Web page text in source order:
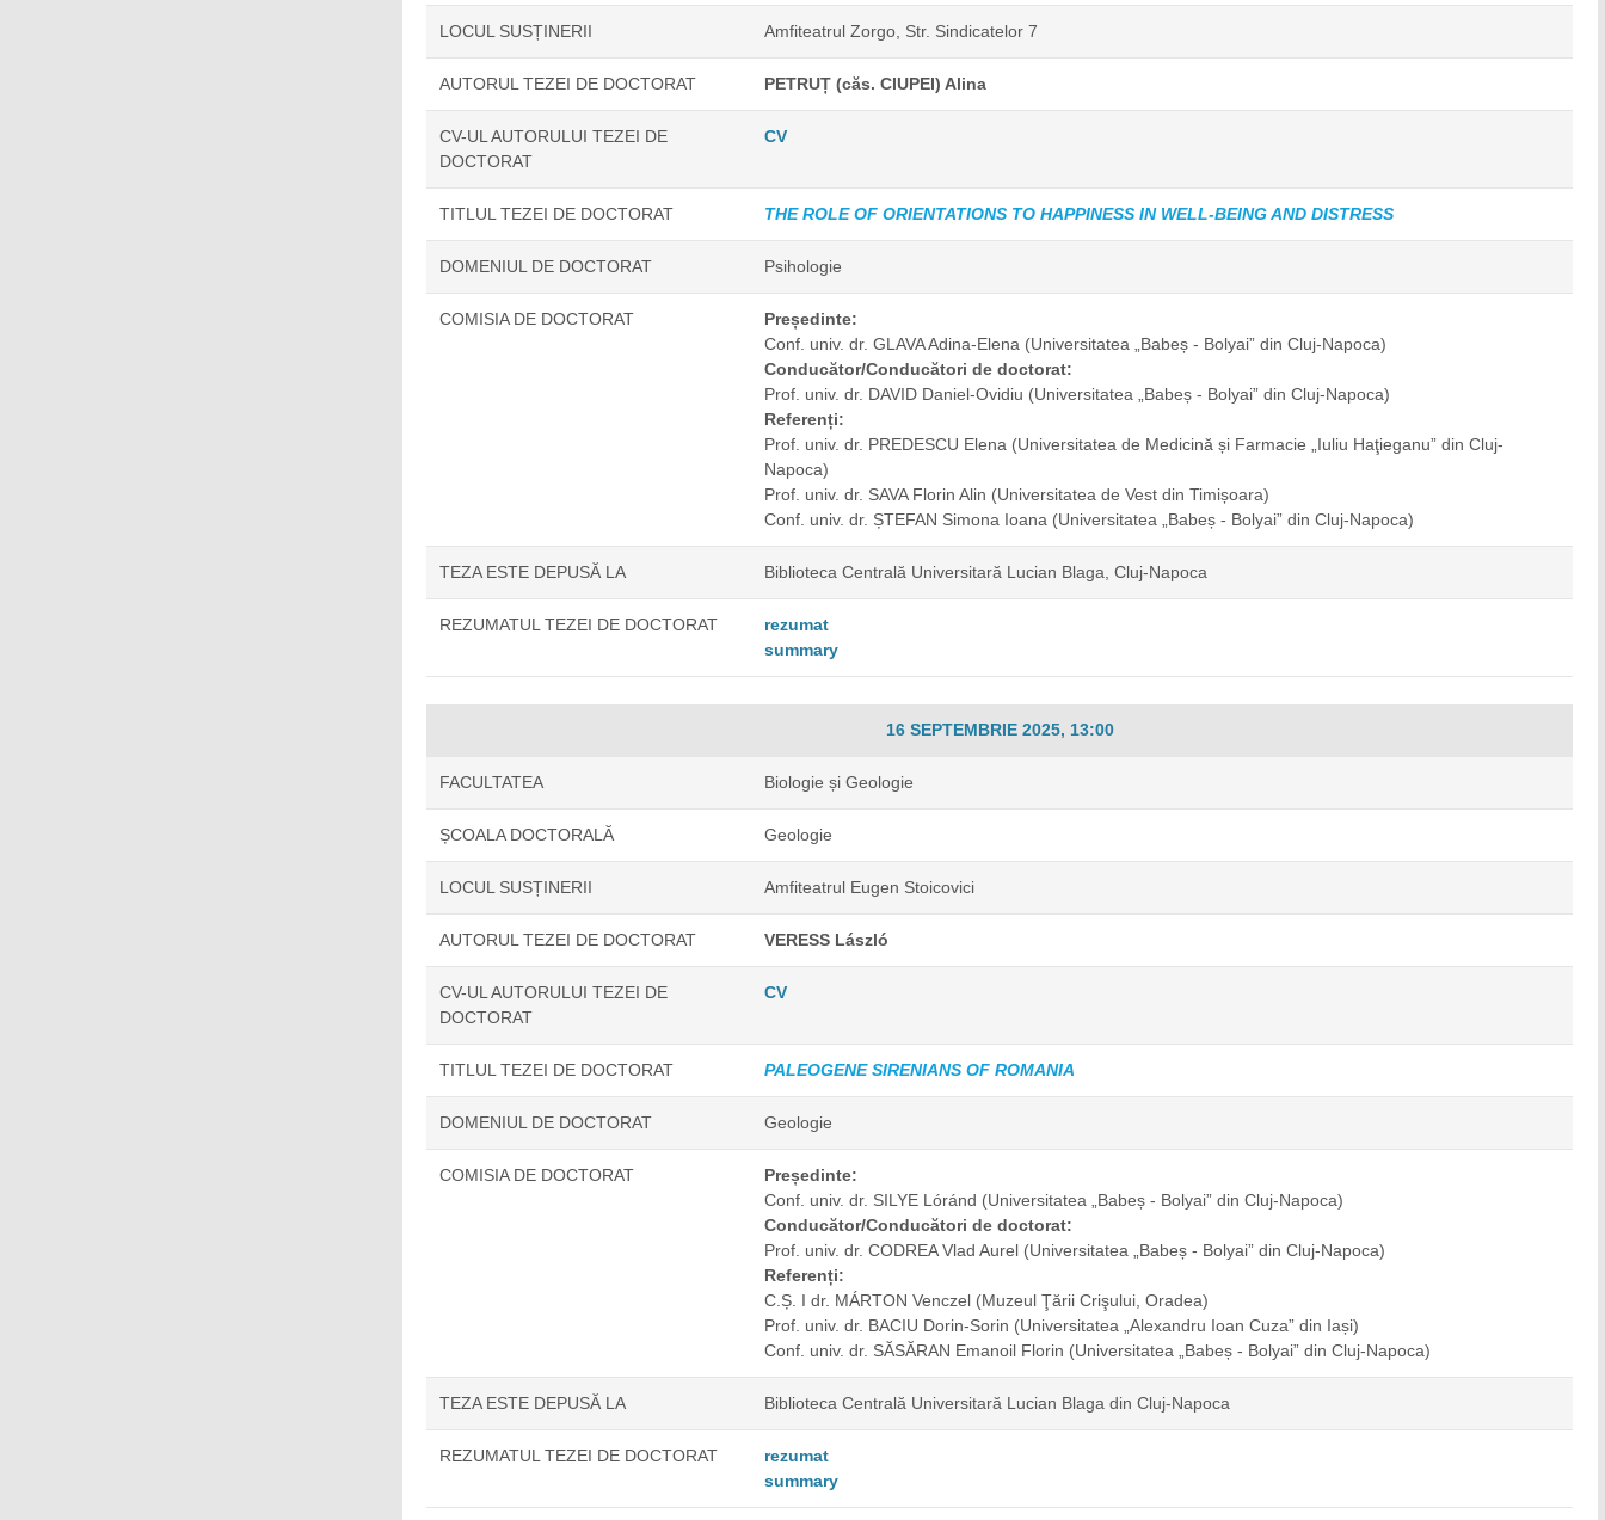
LOCUL SUSȚINERII Amfiteatrul Zorgo, Str. Sindicatelor 7
AUTORUL TEZEI DE DOCTORAT PETRUȚ (căs. CIUPEI) Alina
CV-UL AUTORULUI TEZEI DE
DOCTORAT
CV
TITLUL TEZEI DE DOCTORAT THE ROLE OF ORIENTATIONS TO HAPPINESS IN WELL-BEING AND DISTRESS
DOMENIUL DE DOCTORAT Psihologie
COMISIA DE DOCTORAT
Președinte:
Conf. univ. dr. GLAVA Adina-Elena (Universitatea „Babeș - Bolyai” din Cluj-Napoca)
Conducător/Conducători de doctorat:
Prof. univ. dr. DAVID Daniel-Ovidiu (Universitatea „Babeș - Bolyai” din Cluj-Napoca)
Referenți:
Prof. univ. dr. PREDESCU Elena (Universitatea de Medicină și Farmacie „Iuliu Haţieganu” din Cluj-
Napoca)
Prof. univ. dr. SAVA Florin Alin (Universitatea de Vest din Timișoara)
Conf. univ. dr. ȘTEFAN Simona Ioana (Universitatea „Babeș - Bolyai” din Cluj-Napoca)
TEZA ESTE DEPUSĂ LA Biblioteca Centrală Universitară Lucian Blaga, Cluj-Napoca
REZUMATUL TEZEI DE DOCTORAT
rezumat
summary
16 SEPTEMBRIE 2025, 13:00
FACULTATEA Biologie și Geologie
ȘCOALA DOCTORALĂ Geologie
LOCUL SUSȚINERII Amfiteatrul Eugen Stoicovici
AUTORUL TEZEI DE DOCTORAT VERESS László
CV-UL AUTORULUI TEZEI DE
DOCTORAT
CV
TITLUL TEZEI DE DOCTORAT PALEOGENE SIRENIANS OF ROMANIA
DOMENIUL DE DOCTORAT Geologie
COMISIA DE DOCTORAT
Președinte:
Conf. univ. dr. SILYE Lóránd (Universitatea „Babeș - Bolyai” din Cluj-Napoca)
Conducător/Conducători de doctorat:
Prof. univ. dr. CODREA Vlad Aurel (Universitatea „Babeș - Bolyai” din Cluj-Napoca)
Referenți:
C.Ș. I dr. MÁRTON Venczel (Muzeul Ţării Crişului, Oradea)
Prof. univ. dr. BACIU Dorin-Sorin (Universitatea „Alexandru Ioan Cuza” din Iași)
Conf. univ. dr. SĂSĂRAN Emanoil Florin (Universitatea „Babeș - Bolyai” din Cluj-Napoca)
TEZA ESTE DEPUSĂ LA Biblioteca Centrală Universitară Lucian Blaga din Cluj-Napoca
REZUMATUL TEZEI DE DOCTORAT
rezumat
summary